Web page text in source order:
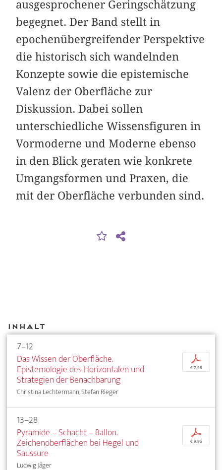
ausgesprochener Geringschätzung
begegnet. Der Band stellt in
epochenübergreifender Perspektive
die historisch sich wandelnden
Konzepte sowie die epistemische
Valenz der Oberfläche zur
Diskussion. Dabei sollen
unterschiedliche Wissensfiguren in
Vormoderne und Moderne ebenso
in den Blick geraten wie konkrete
Umgangsformen und Praxen, die
mit der Oberfläche verbunden sind.
Inhalt
7–12
Das Wissen der Oberfläche.
Epistemologie des Horizontalen und
Strategien der Benachbarung
Christina Lechtermann, Stefan Rieger
p
€ 7,95
13–28
Pyramide – Schacht – Ballon.
Zeichenoberflächen bei Hegel und
Saussure
Ludwig Jäger
p
€ 9,95